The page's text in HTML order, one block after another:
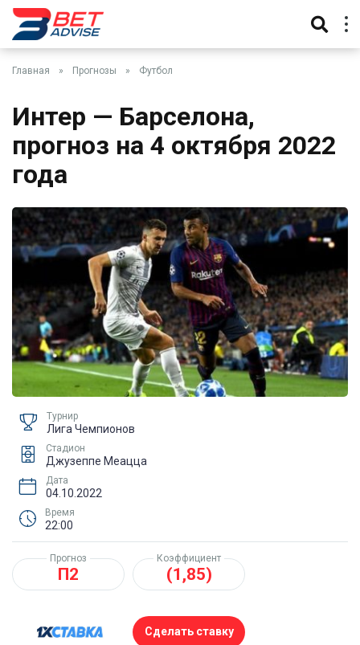
Главная » Прогнозы » Футбол
Интер — Барселона,
прогноз на 4 октября 2022
года
Турнир
Лига Чемпионов
Стадион
Джузеппе Меацца
Дата
04.10.2022
Время
22:00
Прогноз
П2
Коэффициент
(1,85)
Сделать ставку